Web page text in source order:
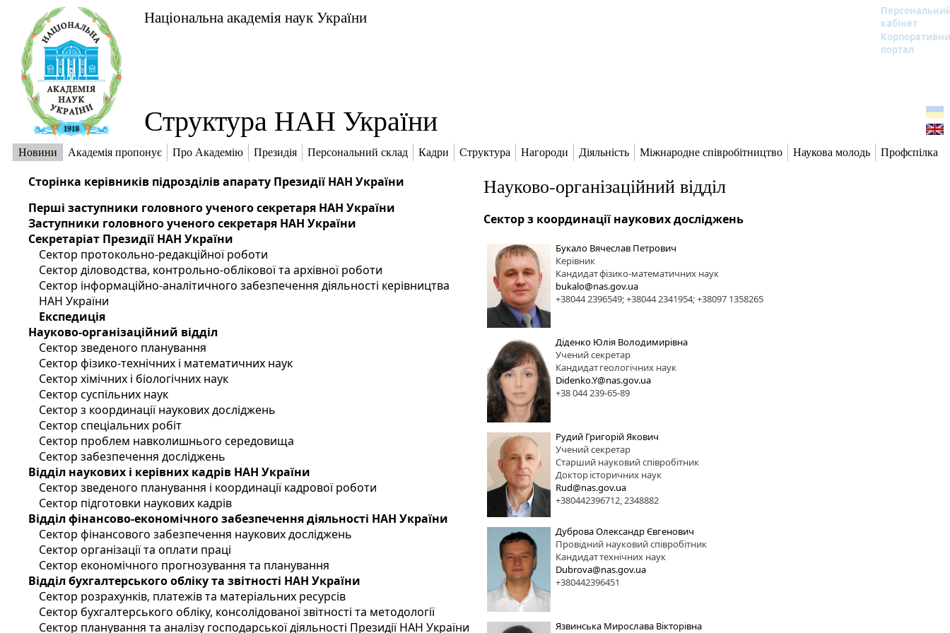
Національна академія наук України
кабінет
портал
Структура НАН України
Новини Академія пропонує Про Академію Президія Персональний склад Кадри Структура Нагороди Діяльність Міжнародне співробітництво Наукова молодь Профспілка
Сторінка керівників підрозділів апарату Президії НАН України
Перші заступники головного ученого секретаря НАН України
Заступники головного ученого секретаря НАН України
Секретаріат Президії НАН України
Сектор протокольно-редакційної роботи
Сектор діловодства, контрольно-облікової та архівної роботи
Сектор інформаційно-аналітичного забезпечення діяльності керівництва
НАН України
Експедиція
Науково-організаційний відділ
Сектор зведеного планування
Сектор фізико-технічних і математичних наук
Сектор хімічних і біологічних наук
Сектор суспільних наук
Сектор з координації наукових досліджень
Сектор спеціальних робіт
Сектор проблем навколишнього середовища
Сектор забезпечення досліджень
Відділ наукових і керівних кадрів НАН України
Сектор зведеного планування і координації кадрової роботи
Сектор підготовки наукових кадрів
Відділ фінансово-економічного забезпечення діяльності НАН України
Сектор фінансового забезпечення наукових досліджень
Сектор організації та оплати праці
Сектор економічного прогнозування та планування
Відділ бухгалтерського обліку та звітності НАН України
Сектор розрахунків, платежів та матеріальних ресурсів
Сектор бухгалтерського обліку, консолідованої звітності та методології
Сектор планування та аналізу господарської діяльності Президії НАН України
Науково-організаційний відділ
Сектор з координації наукових досліджень
Букало Вячеслав Петрович
Керівник
Кандидатфізико-математичних наук
bukalo@nas.gov.ua
+38044 2396549; +38044 2341954; +38097 1358265
Діденко Юлія Володимирівна
Учений секретар
Кандидатгеологічних наук
Didenko.Y@nas.gov.ua
+38 044 239-65-89
Рудий Григорій Якович
Учений секретар
Старший науковий співробітник
Докторісторичних наук
Rud@nas.gov.ua
+380442396712, 2348882
Дуброва Олександр Євгенович
Провідний науковий співробітник
Кандидаттехнічних наук
Dubrova@nas.gov.ua
+380442396451
Язвинська Мирослава Вікторівна